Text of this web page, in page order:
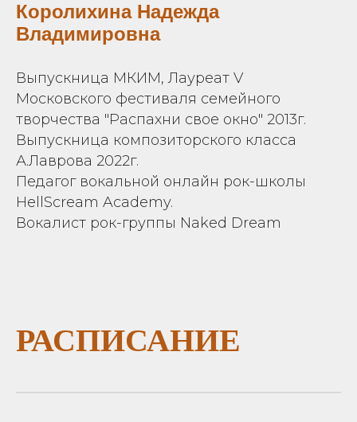
Королихина Надежда
Владимировна
Выпускница МКИМ, Лауреат V
Московского фестиваля семейного
творчества "Распахни свое окно" 2013г.
Выпускница композиторского класса
А.Лаврова 2022г.
Педагог вокальной онлайн рок-школы
HellScream Academy.
Вокалист рок-группы Naked Dream
РАСПИСАНИЕ